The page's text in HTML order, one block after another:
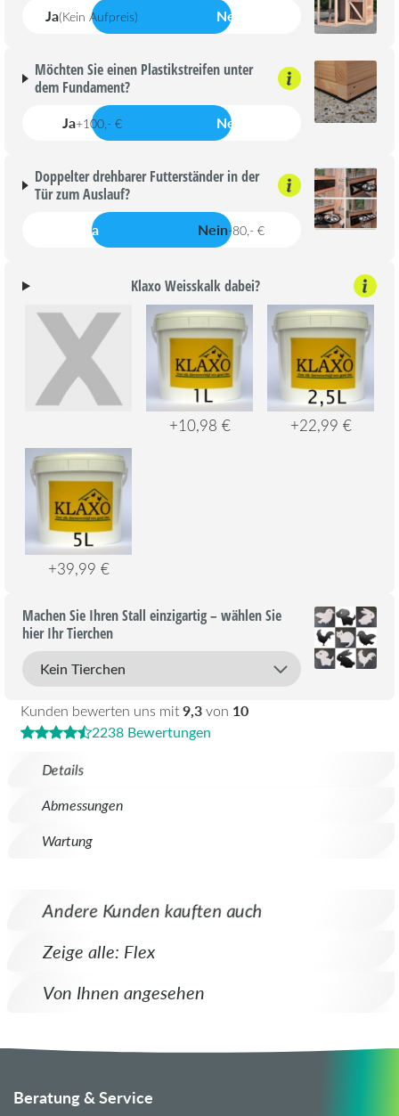
Details
Abmessungen
Wartung
Kunden bewerten uns mit9,3von 10
2238 Bewertungen
Ja(Kein Aufpreis) Nein
Möchten Sie einen Plastikstreifen unter
dem Fundament?
Ja+100,- € Nein
Doppelter drehbarer Futterständer in der
Tür zum Auslauf?
Ja Nein-80,- €
Klaxo Weisskalk dabei?
+10,98 € +22,99 €
+39,99 €
Machen Sie Ihren Stall einzigartig – wählen Sie
hier Ihr Tierchen
Andere Kunden kauften auch
Zeige alle: Flex
Von Ihnen angesehen
Beratung & Service